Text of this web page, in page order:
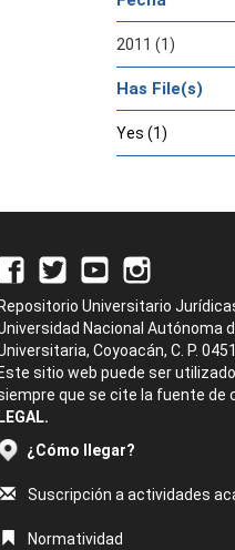
2011 (1)
Has File(s)
Yes (1)
Repositorio Universitario
Nacional Autónoma
Coyoacán, C. P.
Este sitio web puede ser
que se cite la fuente de
LEGAL.
¿Cómo llegar?
Suscripción a actividades
Normatividad